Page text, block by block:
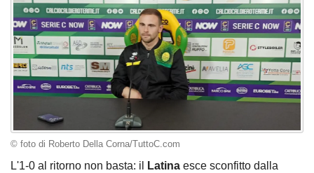
© foto di Roberto Della Corna/TuttoC.com
L'1-0 al ritorno non basta: il Latina esce sconfitto dalla